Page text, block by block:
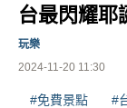
台最閃耀耶
2024-11-20 11:30
玩樂
#免費景點 #